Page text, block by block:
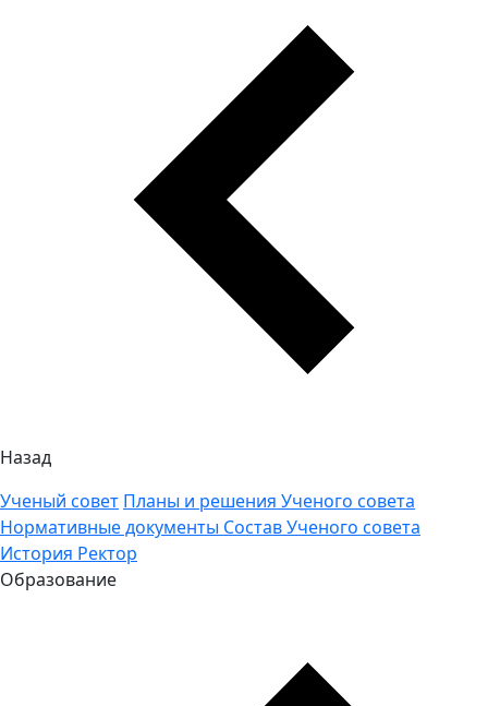
Назад
Ученый совет Планы и решения Ученого совета
Нормативные документы Состав Ученого совета
История Ректор
Образование